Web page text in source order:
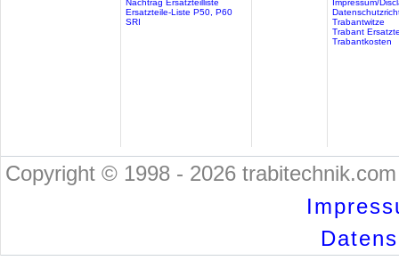
Ersatzteile-Liste P50, P60
SRI
Trabantwitze
Trabant
Trabantkosten
Copyright © 1998 - 2026